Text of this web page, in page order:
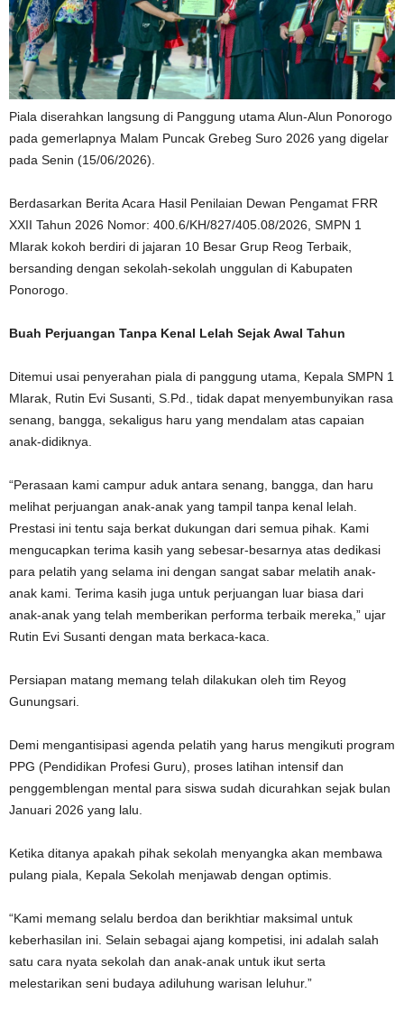
Piala diserahkan langsung di Panggung utama Alun-Alun Ponorogo
pada gemerlapnya Malam Puncak Grebeg Suro 2026 yang digelar
pada Senin (15/06/2026).
Berdasarkan Berita Acara Hasil Penilaian Dewan Pengamat FRR
XXII Tahun 2026 Nomor: 400.6/KH/827/405.08/2026, SMPN 1
Mlarak kokoh berdiri di jajaran 10 Besar Grup Reog Terbaik,
bersanding dengan sekolah-sekolah unggulan di Kabupaten
Ponorogo.
Buah Perjuangan Tanpa Kenal Lelah Sejak Awal Tahun
Ditemui usai penyerahan piala di panggung utama, Kepala SMPN 1
Mlarak, Rutin Evi Susanti, S.Pd., tidak dapat menyembunyikan rasa
senang, bangga, sekaligus haru yang mendalam atas capaian
anak-didiknya.
“Perasaan kami campur aduk antara senang, bangga, dan haru
melihat perjuangan anak-anak yang tampil tanpa kenal lelah.
Prestasi ini tentu saja berkat dukungan dari semua pihak. Kami
mengucapkan terima kasih yang sebesar-besarnya atas dedikasi
para pelatih yang selama ini dengan sangat sabar melatih anak-
anak kami. Terima kasih juga untuk perjuangan luar biasa dari
anak-anak yang telah memberikan performa terbaik mereka,” ujar
Rutin Evi Susanti dengan mata berkaca-kaca.
Persiapan matang memang telah dilakukan oleh tim Reyog
Gunungsari.
Demi mengantisipasi agenda pelatih yang harus mengikuti program
PPG (Pendidikan Profesi Guru), proses latihan intensif dan
penggemblengan mental para siswa sudah dicurahkan sejak bulan
Januari 2026 yang lalu.
Ketika ditanya apakah pihak sekolah menyangka akan membawa
pulang piala, Kepala Sekolah menjawab dengan optimis.
“Kami memang selalu berdoa dan berikhtiar maksimal untuk
keberhasilan ini. Selain sebagai ajang kompetisi, ini adalah salah
satu cara nyata sekolah dan anak-anak untuk ikut serta
melestarikan seni budaya adiluhung warisan leluhur.”